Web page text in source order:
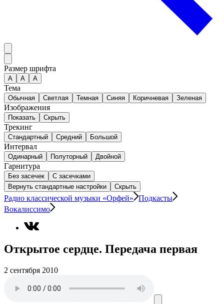
Размер шрифта
А A A
Тема
Обычная Светлая Темная Синяя Коричневая Зеленая
Изображения
Показать Скрыть
Трекинг
Стандартный Средний Большой
Интервал
Одинарный Полуторный Двойной
Гарнитура
Без засечек
С засечками
Вернуть стандартные настройки
Скрыть
Радио классической музыки «Орфей»
Подкасты
Вокалиссимо
Открытое сердце. Передача первая
2 сентября 2010